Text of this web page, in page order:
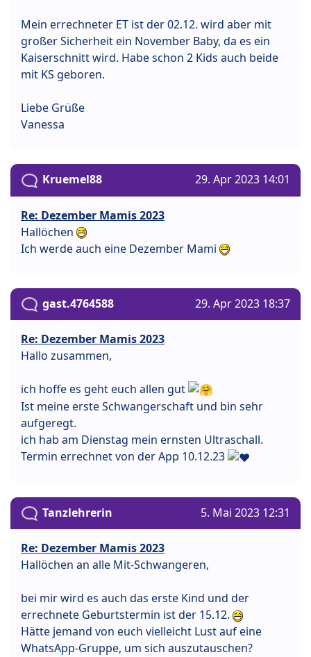
Mein errechneter ET ist der 02.12. wird aber mit
großer Sicherheit ein November Baby, da es ein
Kaiserschnitt wird. Habe schon 2 Kids auch beide
mit KS geboren.
Liebe Grüße
Vanessa
Kruemel88 29. Apr 2023 14:01
Re: Dezember Mamis 2023
Hallöchen
Ich werde auch eine Dezember Mami
gast.4764588 29. Apr 2023 18:37
Re: Dezember Mamis 2023
Hallo zusammen,
ich hoffe es geht euch allen gut
Ist meine erste Schwangerschaft und bin sehr
aufgeregt.
ich hab am Dienstag mein ernsten Ultraschall.
Termin errechnet von der App 10.12.23
Tanzlehrerin 5. Mai 2023 12:31
Re: Dezember Mamis 2023
Hallöchen an alle Mit-Schwangeren,
bei mir wird es auch das erste Kind und der
errechnete Geburtstermin ist der 15.12.
Hätte jemand von euch vielleicht Lust auf eine
WhatsApp-Gruppe, um sich auszutauschen?